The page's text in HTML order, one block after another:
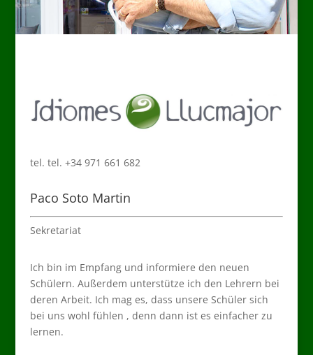
tel. tel. +34 971 661 682
Paco Soto Martin
Sekretariat
Ich bin im Empfang und informiere den neuen
Schülern. Außerdem unterstütze ich den Lehrern bei
deren Arbeit. Ich mag es, dass unsere Schüler sich
bei uns wohl fühlen , denn dann ist es einfacher zu
lernen.